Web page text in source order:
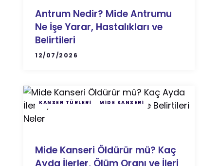
Antrum Nedir? Mide Antrumu
Ne İşe Yarar, Hastalıkları ve
Belirtileri
12/07/2026
KANSER TÜRLERI MIDE KANSERI
Mide Kanseri Öldürür mü? Kaç
Ayda İlerler, Ölüm Oranı ve İleri